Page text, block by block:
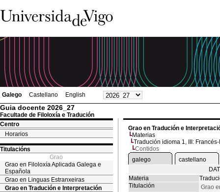
Galego Castellano English
Guia docente 2026_27
Facultade de Filoloxía e Tradución
Centro
Horarios
Titulacións
Grao
Grao en Filoloxía Aplicada Galega e
Española
Grao en Linguas Estranxeiras
Grao en Tradución e Interpretación
Grao en Tradución e
Materias
Tradución idioma 1, III:
Contidos
galego
castellano
Materia
Titulación
Grao